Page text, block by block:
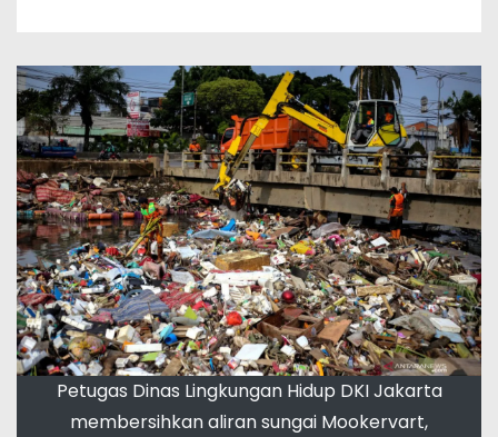
Petugas Dinas Lingkungan Hidup DKI Jakarta
membersihkan aliran sungai Mookervart,